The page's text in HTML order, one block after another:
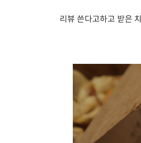
리뷰 쓴다고하고 받은